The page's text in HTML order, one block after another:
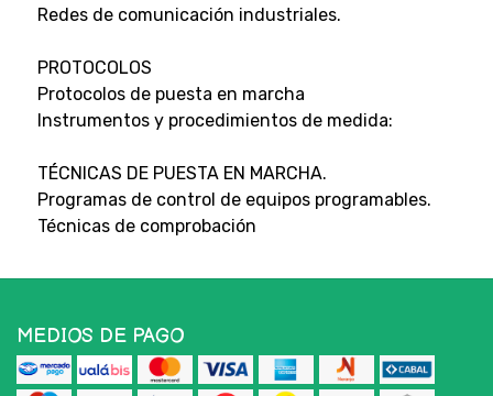
Redes de comunicación industriales.
PROTOCOLOS
Protocolos de puesta en marcha
Instrumentos y procedimientos de medida:
TÉCNICAS DE PUESTA EN MARCHA.
Programas de control de equipos programables.
Técnicas de comprobación
MEDIOS DE PAGO